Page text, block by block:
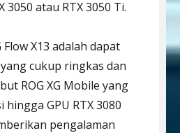
3050 atau RTX 3050 Ti.
X13 adalah dapat
cukup ringkas dan
ROG XG Mobile yang
GPU RTX 3080
pengalaman